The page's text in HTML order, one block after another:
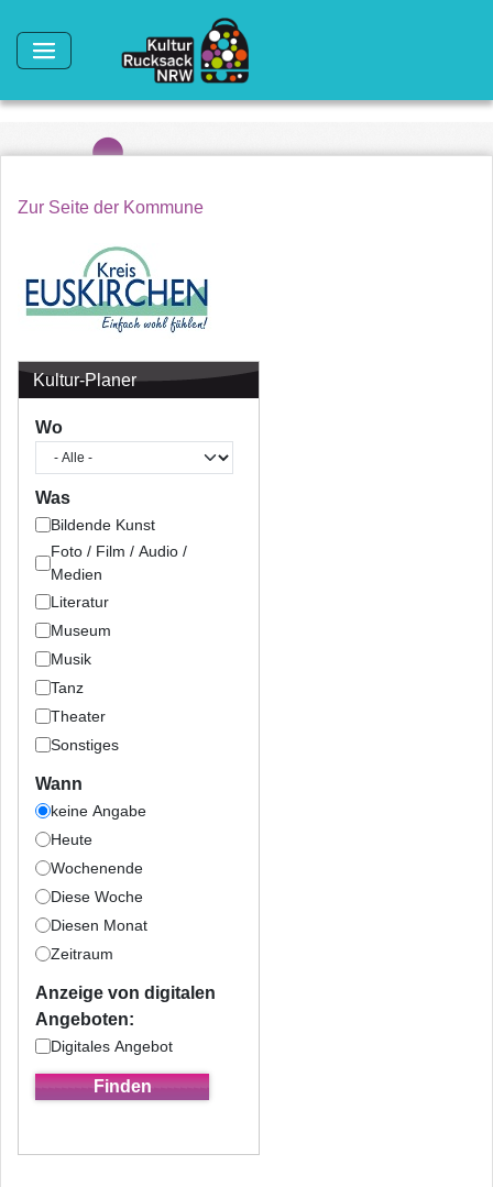
Zur Seite der Kommune
Kultur-Planer
Wo
Was
Bildende Kunst
Foto / Film / Audio /
Medien
Literatur
Museum
Musik
Tanz
Theater
Sonstiges
Wann
keine Angabe
Heute
Wochenende
Diese Woche
Diesen Monat
Zeitraum
Anzeige von digitalen
Angeboten:
Digitales Angebot